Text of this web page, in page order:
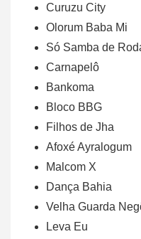
Curuzu City
Olorum Baba Mi
Só Samba de
Carnapelô
Bankoma
Bloco BBG
Filhos de Jha
Afoxé Ayralogum
Malcom X
Dança Bahia
Velha Guarda
Leva Eu